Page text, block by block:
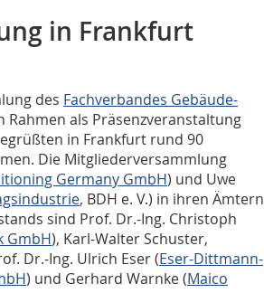
in Frankfurt
des Fachverbandes Gebäude-
Rahmen als Präsenzveranstaltung
in Frankfurt rund 90
Die Mitgliederversammlung
Germany GmbH) und Uwe
, BDH e. V.) in ihren Ämtern
sind Prof. Dr.-Ing. Christoph
GmbH), Karl-Walter Schuster,
Dr.-Ing. Ulrich Eser (Eser-Dittmann-
) und Gerhard Warnke (Maico